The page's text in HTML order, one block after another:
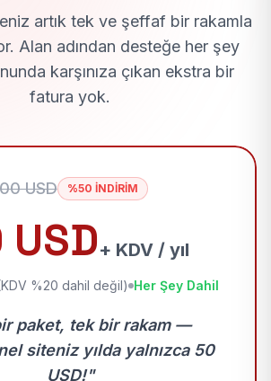
artık tek ve şeffaf bir rakamla
Alan adından desteğe her şey
karşınıza çıkan ekstra bir
fatura yok.
USD %50 İNDİRİM
+ KDV / yıl
%20 dahil değil) Her Şey Dahil
paket, tek bir rakam —
siteniz yılda yalnızca 50
USD!"